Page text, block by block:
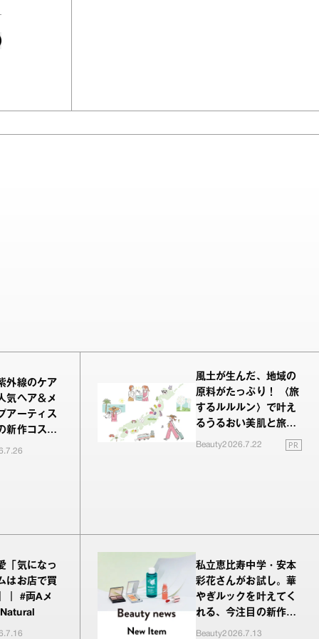
外線のケア
気ヘア＆メ
アーティス
新作コスメ
ビュー
風土が生んだ、地域の
原料がたっぷり！ 〈旅
するルルルン〉で叶え
るうるおい美肌と旅の
余韻
Beauty2026.7.22 PR
「気になっ
はお店で買
｜ #両Aメ
私立恵比寿中学・安本
彩花さんがお試し。華
やぎルックを叶えてく
れる、今注目の新作コ
スメ
Beauty2026.7.13